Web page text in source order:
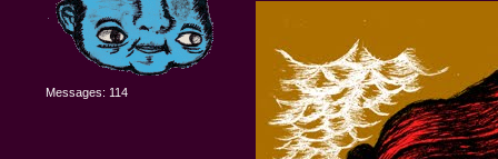
Messages: 114